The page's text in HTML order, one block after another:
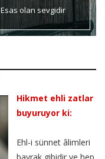
Esas olan sevgidir
Hikmet ehli zatlar
buyuruyor ki:
Ehl-i sünnet âlimleri